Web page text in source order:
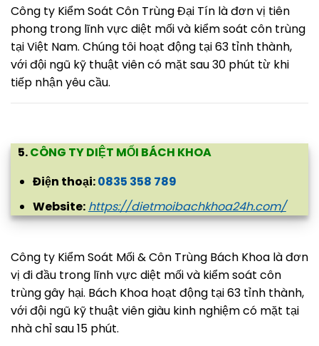
Công ty Kiểm Soát Côn Trùng Đại Tín là đơn vị tiên
phong trong lĩnh vực diệt mối và kiểm soát côn trùng
tại Việt Nam. Chúng tôi hoạt động tại 63 tỉnh thành,
với đội ngũ kỹ thuật viên có mặt sau 30 phút từ khi
tiếp nhận yêu cầu.
5.CÔNG TY DIỆT MỐI BÁCH KHOA
Điện thoại:0835 358 789
Website: https://dietmoibachkhoa24h.com/
Công ty Kiểm Soát Mối & Côn Trùng Bách Khoa là đơn
vị đi đầu trong lĩnh vực diệt mối và kiểm soát côn
trùng gây hại. Bách Khoa hoạt động tại 63 tỉnh thành,
với đội ngũ kỹ thuật viên giàu kinh nghiệm có mặt tại
nhà chỉ sau 15 phút.